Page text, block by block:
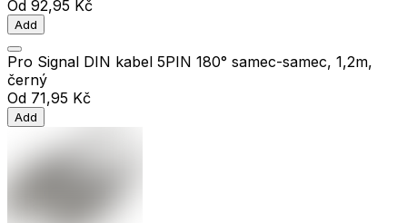
Od 92,95 Kč
Add
Pro Signal DIN kabel 5PIN 180° samec-samec, 1,2m,
černý
Od 71,95 Kč
Add